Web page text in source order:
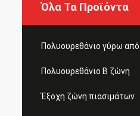
Όλα Τα Προϊόντα
Πολυουρεθάνιο γύρω
Πολυουρεθάνιο Β ζώνη
Έξοχη ζώνη πιασιμάτων